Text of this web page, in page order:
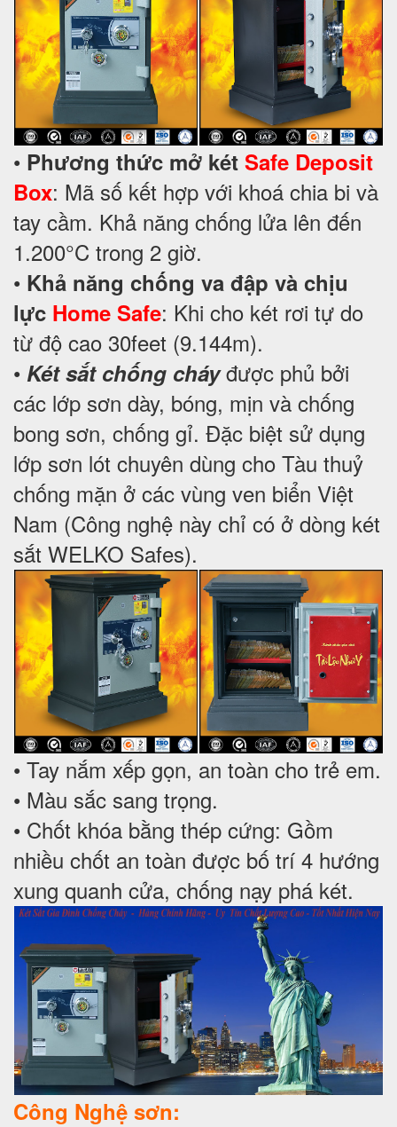
• Phương thức mở két Safe Deposit
Box: Mã số kết hợp với khoá chia bi và
tay cầm. Khả năng chống lửa lên đến
1.200°C trong 2 giờ.
• Khả năng chống va đập và chịu
lực Home Safe: Khi cho két rơi tự do
từ độ cao 30feet (9.144m).
• Két sắt chống cháyđược phủ bởi
các lớp sơn dày, bóng, mịn và chống
bong sơn, chống gỉ. Đặc biệt sử dụng
lớp sơn lót chuyên dùng cho Tàu thuỷ
chống mặn ở các vùng ven biển Việt
Nam (Công nghệ này chỉ có ở dòng két
sắt WELKO Safes).
• Tay nắm xếp gọn, an toàn cho trẻ em.
• Màu sắc sang trọng.
• Chốt khóa bằng thép cứng: Gồm
nhiều chốt an toàn được bố trí 4 hướng
xung quanh cửa, chống nạy phá két.
Công Nghệ sơn: